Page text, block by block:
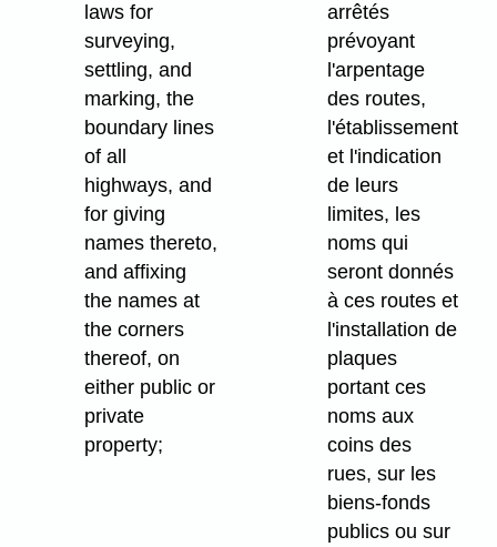
laws for
surveying,
settling, and
marking, the
boundary lines
of all
highways, and
for giving
names thereto,
and affixing
the names at
the corners
thereof, on
either public or
private
property;
arrêtés
prévoyant
l'arpentage
des routes,
l'établissement
et l'indication
de leurs
limites, les
noms qui
seront donnés
à ces routes et
l'installation de
plaques
portant ces
noms aux
coins des
rues, sur les
biens-fonds
publics ou sur